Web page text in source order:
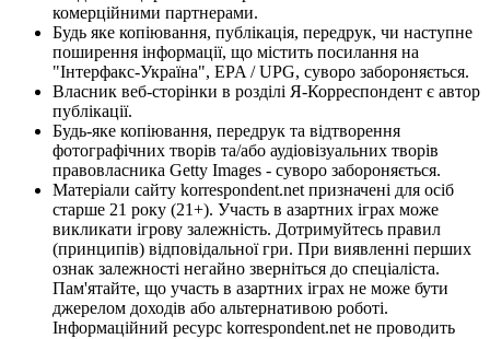
комерційними партнерами.
Будь яке копіювання, публікація, передрук, чи наступне
поширення інформації, що містить посилання на
"Інтерфакс-Україна", EPA / UPG, суворо забороняється.
Власник веб-сторінки в розділі Я-Корреспондент є автор
публікації.
Будь-яке копіювання, передрук та відтворення
фотографічних творів та/або аудіовізуальних творів
правовласника Getty Images - суворо забороняється.
Матеріали сайту korrespondent.net призначені для осіб
старше 21 року (21+). Участь в азартних іграх може
викликати ігрову залежність. Дотримуйтесь правил
(принципів) відповідальної гри. При виявленні перших
ознак залежності негайно зверніться до спеціаліста.
Пам'ятайте, що участь в азартних іграх не може бути
джерелом доходів або альтернативою роботі.
Інформаційний ресурс korrespondent.net не проводить